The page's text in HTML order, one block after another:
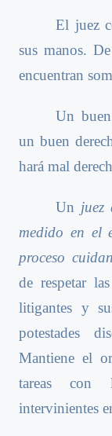
El juez
sus manos.
encuentran
Un
un buen
hará mal
Un juez
medido en el
proceso
de respetar
litigantes y
potestades
Mantiene el
tareas con
intervinientes